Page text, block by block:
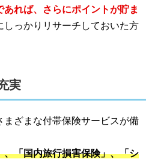
あれば、さらにポイントが貯ま
しっかりリサーチしておいた方
実
まざまな付帯保険サービスが備
「国内旅行損害保険」、「シ